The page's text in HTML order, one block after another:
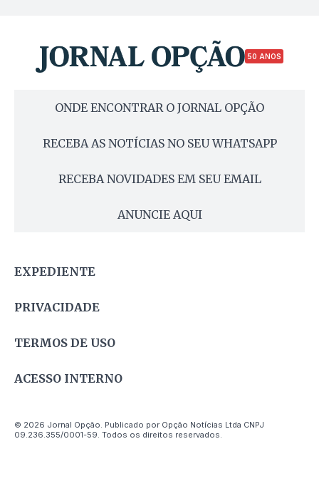
50 ANOS
ONDE ENCONTRAR O JORNAL OPÇÃO
RECEBA AS NOTÍCIAS NO SEU WHATSAPP
RECEBA NOVIDADES EM SEU EMAIL
ANUNCIE AQUI
EXPEDIENTE
PRIVACIDADE
TERMOS DE USO
ACESSO INTERNO
© 2026 Jornal Opção. Publicado por Opção Notícias Ltda CNPJ
09.236.355/0001-59. Todos os direitos reservados.